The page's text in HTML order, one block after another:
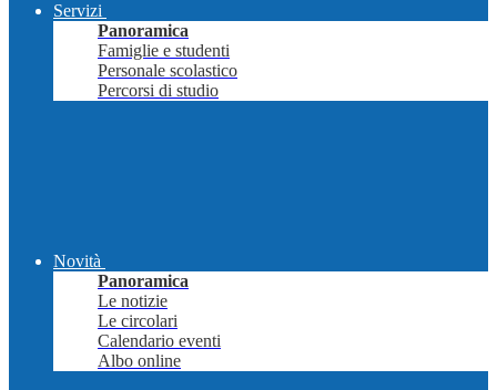
Servizi
Panoramica
Famiglie e studenti
Personale scolastico
Percorsi di studio
Novità
Panoramica
Le notizie
Le circolari
Calendario eventi
Albo online